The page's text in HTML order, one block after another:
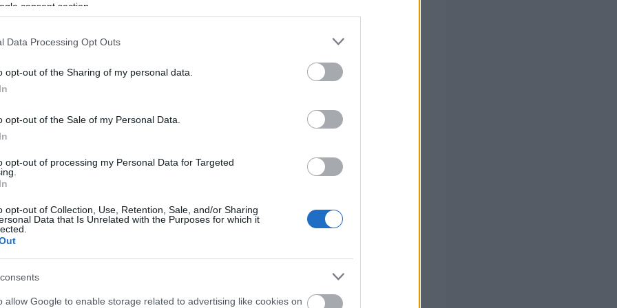
consent section.
Data Processing Opt Outs
opt-out of the Sharing of my personal data.
opt-out of the Sale of my Personal Data.
opt-out of processing my Personal Data for Targeted
opt-out of Collection, Use, Retention, Sale, and/or Sharing
Data that Is Unrelated with the Purposes for which it
allow Google to enable storage related to advertising like cookies on
η πιο Εύκολη Πιστοποίηση Υπολογιστών σε 2
όλες τις σημαντικές ειδήσεις.
proson.gr στα αποτελέσματα αναζήτησης της Google